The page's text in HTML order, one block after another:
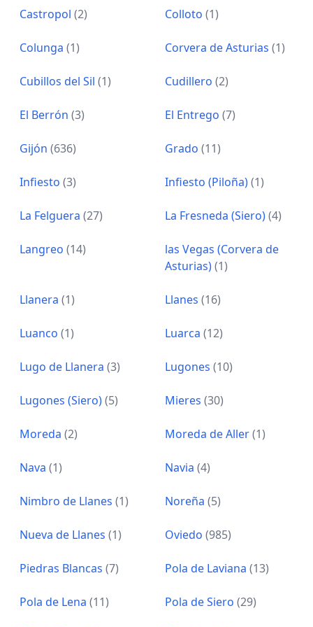
Castropol (2) Colloto (1)
Colunga (1) Corvera de Asturias (1)
Cubillos del Sil (1) Cudillero (2)
El Berrón (3) El Entrego (7)
Gijón (636) Grado (11)
Infiesto (3) Infiesto (Piloña)(1)
La Felguera (27) La Fresneda (Siero)(4)
Langreo (14)
las Vegas (Corvera de
Asturias)(1)
Llanera (1) Llanes (16)
Luanco (1) Luarca (12)
Lugo de Llanera (3) Lugones (10)
Lugones (Siero)(5) Mieres (30)
Moreda (2) Moreda de Aller(1)
Nava (1) Navia (4)
Nimbro de Llanes (1) Noreña (5)
Nueva de Llanes (1) Oviedo (985)
Piedras Blancas (7) Pola de Laviana (13)
Pola de Lena (11) Pola de Siero (29)